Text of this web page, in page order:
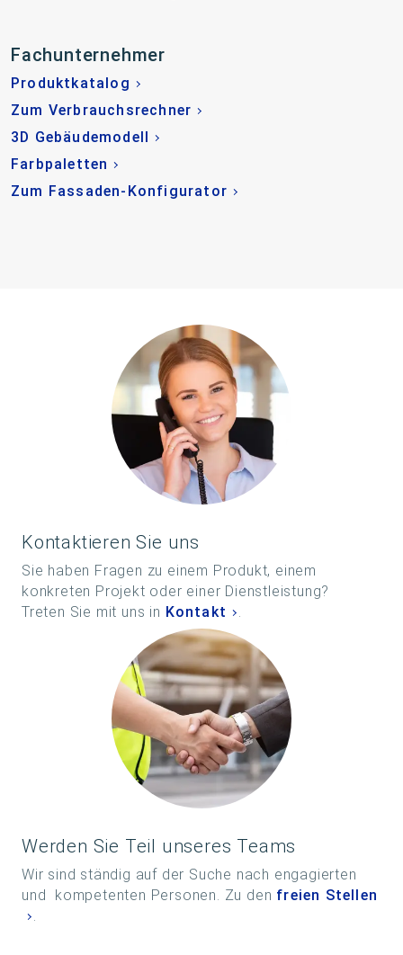
Fachunternehmer
Produktkatalog
Zum Verbrauchsrechner
3D Gebäudemodell
Farbpaletten
Zum Fassaden-Konfigurator
Kontaktieren Sie uns
Sie haben Fragen zu einem Produkt, einem
konkreten Projekt oder einer Dienstleistung?
Treten Sie mit uns in Kontakt .
Werden Sie Teil unseres Teams
Wir sind ständig auf der Suche nach engagierten
und kompetenten Personen. Zu den freien Stellen
.